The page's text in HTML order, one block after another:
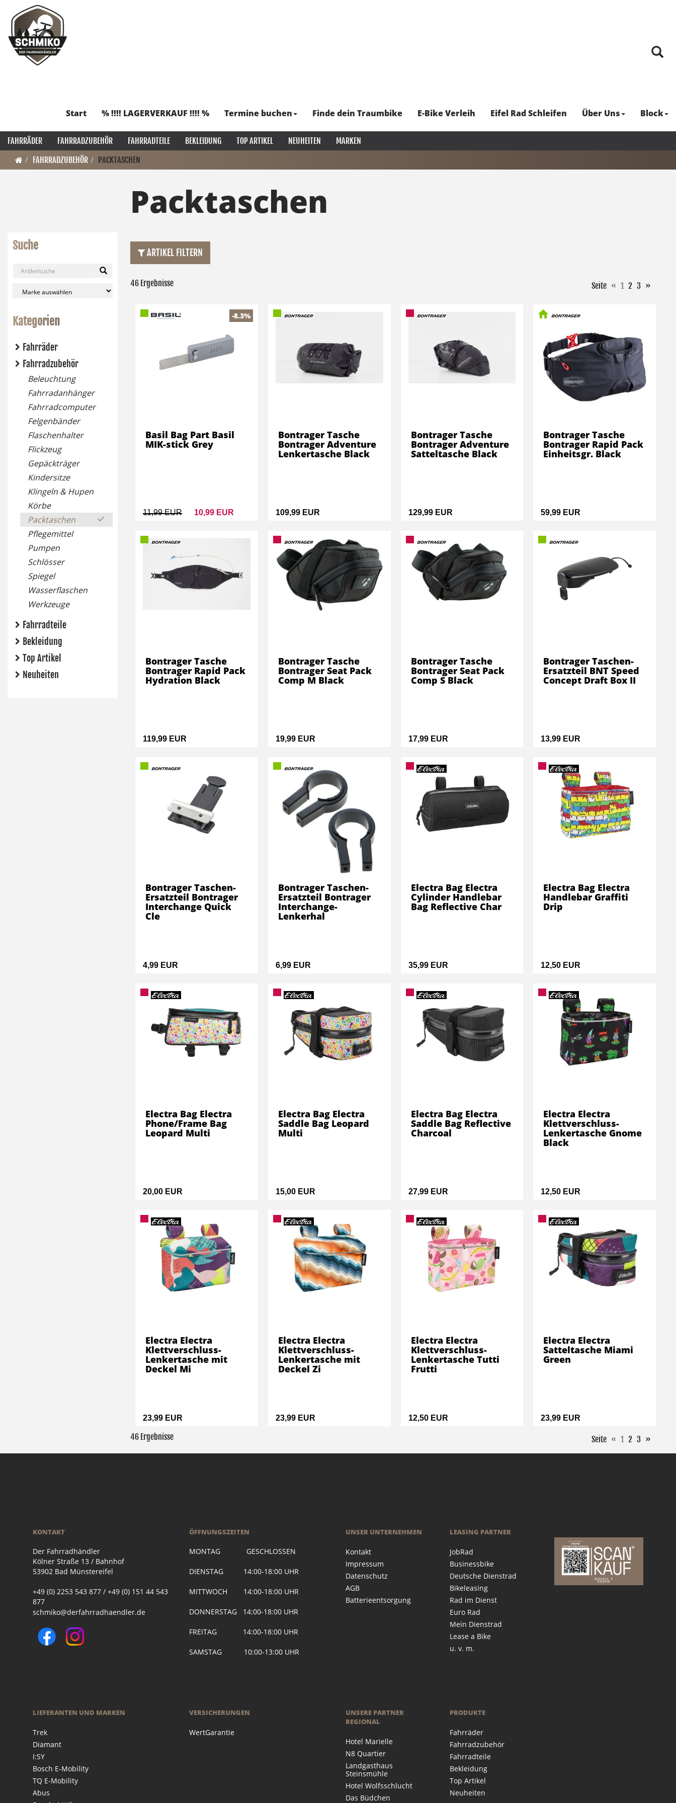
Start % !!!! LAGERVERKAUF !!!! % Termine buchen Finde dein Traumbike E-Bike Verleih Eifel Rad Schleifen Über Uns Block
FAHRRÄDER FAHRRADZUBEHÖR FAHRRADTEILE BEKLEIDUNG TOP ARTIKEL NEUHEITEN
MARKEN
FAHRRADZUBEHÖR
PACKTASCHEN
Suche
Kategorien
Fahrräder
Fahrradzubehör
Beleuchtung
Fahrradanhänger
Fahrradcomputer
Felgenbänder
Flaschenhalter
Flickzeug
Gepäckträger
Kindersitze
Klingeln & Hupen
Körbe
Packtaschen
Pflegemittel
Pumpen
Schlösser
Spiegel
Wasserflaschen
Werkzeuge
Fahrradteile
Bekleidung
Top Artikel
Neuheiten
Packtaschen
ARTIKEL FILTERN
Seite « 1 2 3 »
46 Ergebnisse
-8.3%
11,99 EUR 10,99 EUR
Basil Bag Part Basil
MIK-stick Grey
109,99 EUR
Bontrager Tasche
Bontrager Adventure
Lenkertasche Black
129,99 EUR
Bontrager Tasche
Bontrager Adventure
Satteltasche Black
59,99 EUR
Bontrager Tasche
Bontrager Rapid Pack
Einheitsgr. Black
119,99 EUR
Bontrager Tasche
Bontrager Rapid Pack
Hydration Black
19,99 EUR
Bontrager Tasche
Bontrager Seat Pack
Comp M Black
17,99 EUR
Bontrager Tasche
Bontrager Seat Pack
Comp S Black
13,99 EUR
Bontrager Taschen-
Ersatzteil BNT Speed
Concept Draft Box II
4,99 EUR
Bontrager Taschen-
Ersatzteil Bontrager
Interchange Quick
Cle
6,99 EUR
Bontrager Taschen-
Ersatzteil Bontrager
Interchange-
Lenkerhal
35,99 EUR
Electra Bag Electra
Cylinder Handlebar
Bag Reflective Char
12,50 EUR
Electra Bag Electra
Handlebar Graffiti
Drip
20,00 EUR
Electra Bag Electra
Phone/Frame Bag
Leopard Multi
15,00 EUR
Electra Bag Electra
Saddle Bag Leopard
Multi
27,99 EUR
Electra Bag Electra
Saddle Bag Reflective
Charcoal
12,50 EUR
Electra Electra
Klettverschluss-
Lenkertasche Gnome
Black
23,99 EUR
Electra Electra
Klettverschluss-
Lenkertasche mit
Deckel Mi
23,99 EUR
Electra Electra
Klettverschluss-
Lenkertasche mit
Deckel Zi
12,50 EUR
Electra Electra
Klettverschluss-
Lenkertasche Tutti
Frutti
23,99 EUR
Electra Electra
Satteltasche Miami
Green
Seite « 1 2 3 »
46 Ergebnisse
KONTAKT
Der Fahrradhändler
Kölner Straße 13 / Bahnhof
53902 Bad Münstereifel
+49 (0) 2253 543 877 / +49 (0) 151 44 543
877
schmiko@derfahrradhaendler.de
ÖFFNUNGSZEITEN
MONTAG GESCHLOSSEN
DIENSTAG 14:00-18:00 UHR
MITTWOCH 14:00-18:00 UHR
DONNERSTAG 14:00-18:00 UHR
FREITAG 14:00-18:00 UHR
SAMSTAG 10:00-13:00 UHR
UNSER UNTERNEHMEN
Kontakt
Impressum
Datenschutz
AGB
Batterieentsorgung
LEASING PARTNER
JobRad
Businessbike
Deutsche Dienstrad
Bikeleasing
Rad im Dienst
Euro Rad
Mein Dienstrad
Lease a Bike
u. v. m.
LIEFERANTEN UND MARKEN
Trek
Diamant
I:SY
Bosch E-Mobility
TQ E-Mobility
Abus
VERSICHERUNGEN
WertGarantie
UNSERE PARTNER
REGIONAL
Hotel Marielle
N8 Quartier
Landgasthaus
Steinsmühle
Hotel Wolfsschlucht
Das Büdchen
PRODUKTE
Fahrräder
Fahrradzubehör
Fahrradteile
Bekleidung
Top Artikel
Neuheiten